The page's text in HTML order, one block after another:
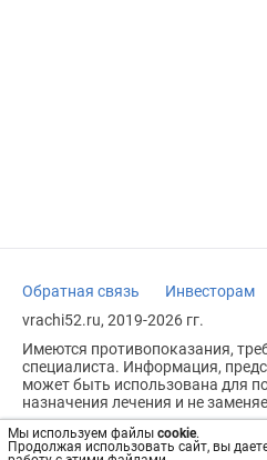
Мы используем файлы cookie.
Продолжая использовать сайт, вы
Обратная связь Инвесторам
vrachi52.ru, 2019-2026 гг.
Имеются противопоказания,
специалиста. Информация,
может быть использована для
назначения лечения и не
Возрастное ограничение: 18+